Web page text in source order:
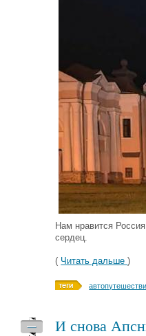
Нам нравится
сердец.
( Читать дальше)
И снова
—